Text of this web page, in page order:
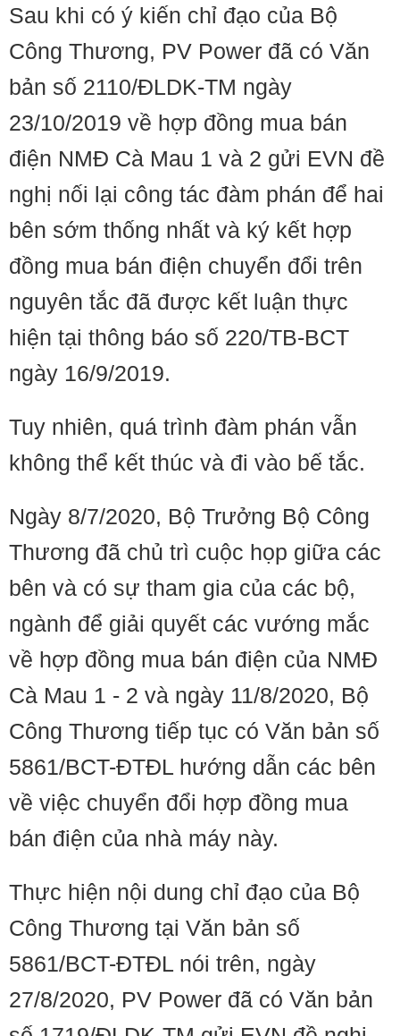
Sau khi có ý kiến chỉ đạo của Bộ
Công Thương, PV Power đã có Văn
bản số 2110/ĐLDK-TM ngày
23/10/2019 về hợp đồng mua bán
điện NMĐ Cà Mau 1 và 2 gửi EVN đề
nghị nối lại công tác đàm phán để hai
bên sớm thống nhất và ký kết hợp
đồng mua bán điện chuyển đổi trên
nguyên tắc đã được kết luận thực
hiện tại thông báo số 220/TB-BCT
ngày 16/9/2019.
Tuy nhiên, quá trình đàm phán vẫn
không thể kết thúc và đi vào bế tắc. ​​
Ngày 8/7/2020, Bộ Trưởng Bộ Công
Thương đã chủ trì cuộc họp giữa các
bên và có sự tham gia của các bộ,
ngành để giải quyết các vướng mắc
về hợp đồng mua bán điện của NMĐ
Cà Mau 1 - 2 và ngày 11/8/2020, Bộ
Công Thương tiếp tục có Văn bản số
5861/BCT-ĐTĐL hướng dẫn các bên
về việc chuyển đổi hợp đồng mua
bán điện của nhà máy này.
​​Thực hiện nội dung chỉ đạo của Bộ
Công Thương tại Văn bản số
5861/BCT-ĐTĐL nói trên, ngày
27/8/2020, PV Power đã có Văn bản